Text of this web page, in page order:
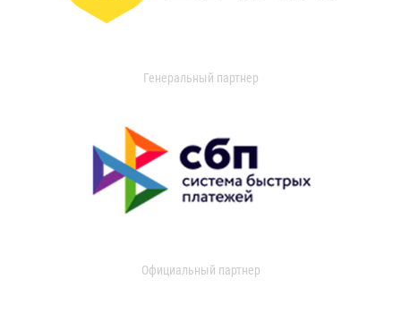
Генеральный партнер
Официальный партнер